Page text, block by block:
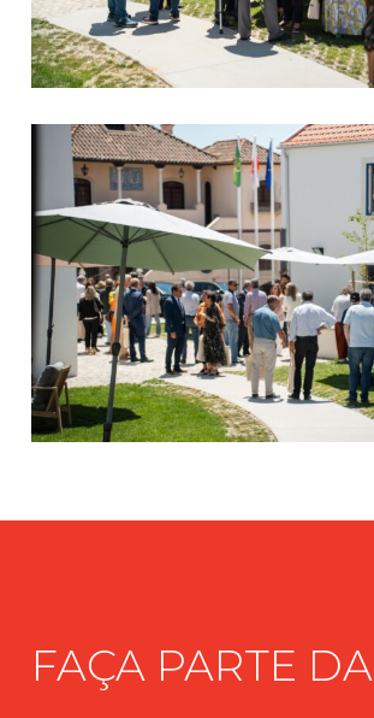
FAÇA PARTE DA